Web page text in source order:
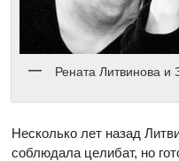
Рената Литвинова
Несколько лет назад
соблюдала целибат, но